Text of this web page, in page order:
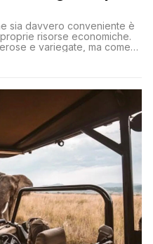
sia davvero conveniente è
risorse economiche.
e variegate, ma come
esigenze senza